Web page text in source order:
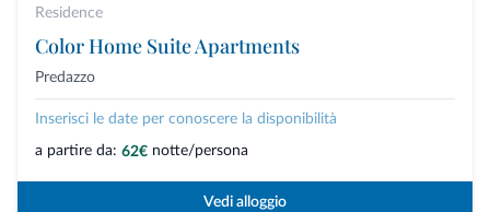
Residence
Color Home Suite Apartments
Predazzo
Inserisci le date per conoscere la disponibilità
a partire da: 62€ notte/persona
Vedi alloggio